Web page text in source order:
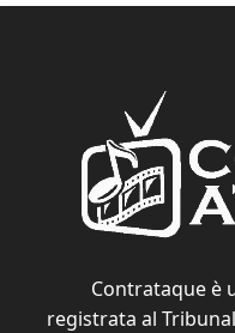
Contrataque è
registrata al